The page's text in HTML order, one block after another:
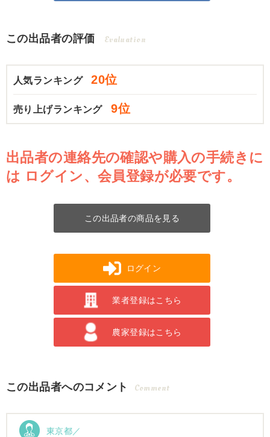
この出品者の評価 Evaluation
人気ランキング 20位
売り上げランキング 9位
出品者の連絡先の確認や購入の手続きに
は ログイン、会員登録が必要です。
この出品者の商品を見る
ログイン
業者登録はこちら
農家登録はこちら
この出品者へのコメント Comment
東京都／